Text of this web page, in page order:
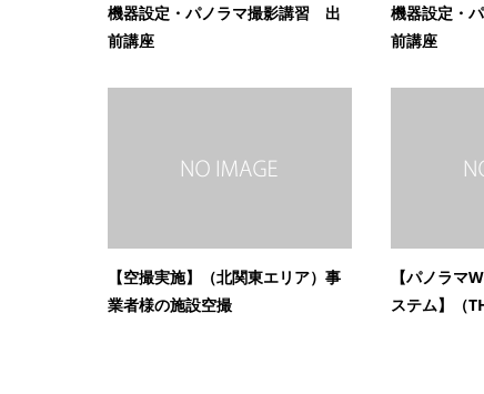
機器設定・パノラマ撮影講習 出
前講座
機器設定・
前講座
【空撮実施】（北関東エリア）事
業者様の施設空撮
【パノラマ
ステム】（